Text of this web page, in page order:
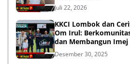
Juli 22, 2026
KKCI Lombok dan
Om Irul:
dan Membangun
Desember 30, 2025